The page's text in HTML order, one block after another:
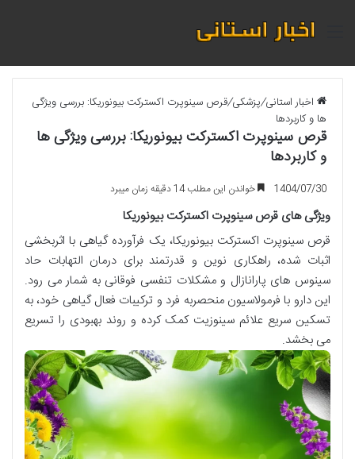
منو
اخبار استانی/پزشکی/قرص سینوپرت اکسترکت بیونوریکا: بررسی ویژگی
ها و کاربردها
قرص سینوپرت اکسترکت بیونوریکا: بررسی ویژگی ها
و کاربردها
1404/07/30 خواندن این مطلب 14 دقیقه زمان میبرد
ویژگی های قرص سینوپرت اکسترکت بیونوریکا
قرص سینوپرت اکسترکت بیونوریکا، یک فرآورده گیاهی با اثربخشی
اثبات شده، راهکاری نوین و قدرتمند برای درمان التهابات حاد
سینوس های پارانازال و مشکلات تنفسی فوقانی به شمار می رود.
این دارو با فرمولاسیون منحصربه فرد و ترکیبات فعال گیاهی خود، به
تسکین سریع علائم سینوزیت کمک کرده و روند بهبودی را تسریع
می بخشد.